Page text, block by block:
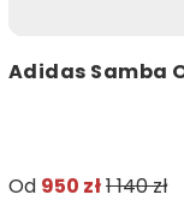
Adidas Samba
Od 950 zł1 140 zł